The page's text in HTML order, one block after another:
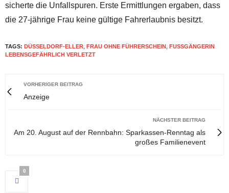
sicherte die Unfallspuren. Erste Ermittlungen ergaben, dass
die 27-jährige Frau keine gültige Fahrerlaubnis besitzt.
TAGS: DÜSSELDORF-ELLER FRAU OHNE FÜHRERSCHEIN FUSSGÄNGERIN L
EBENSGEFÄHRLICH VERLETZT
VORHERIGER BEITRAG
Anzeige
NÄCHSTER BEITRAG
Am 20. August auf der Rennbahn: Sparkassen-Renntag als
großes Familienevent
0